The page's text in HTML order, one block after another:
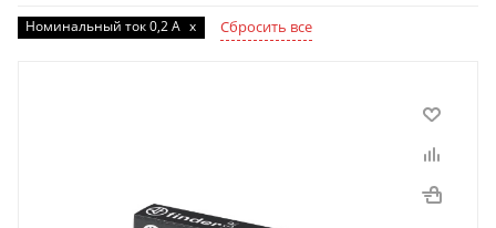
Номинальный ток 0,2 А x Сбросить все